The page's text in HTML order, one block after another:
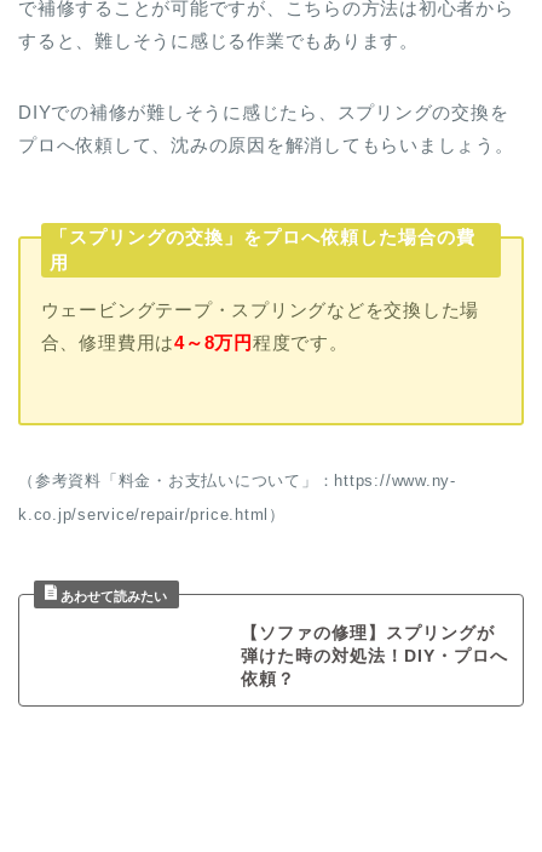
で補修することが可能ですが、こちらの方法は初心者から
すると、難しそうに感じる作業でもあります。
DIYでの補修が難しそうに感じたら、スプリングの交換を
プロへ依頼して、沈みの原因を解消してもらいましょう。
「スプリングの交換」をプロへ依頼した場合の費
用
ウェービングテープ・スプリングなどを交換した場
合、修理費用は4～8万円程度です。
（参考資料「料金・お支払いについて」：https://www.ny-
k.co.jp/service/repair/price.html）
【ソファの修理】スプリングが
弾けた時の対処法！DIY・プロへ
依頼？